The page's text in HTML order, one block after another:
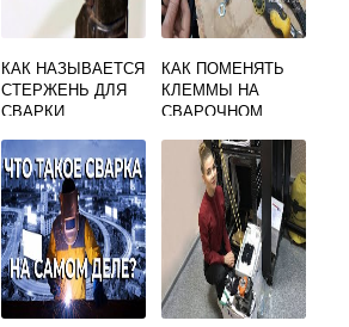
КАК НАЗЫВАЕТСЯ
СТЕРЖЕНЬ ДЛЯ
СВАРКИ
КАК ПОМЕНЯТЬ
КЛЕММЫ НА
СВАРОЧНОМ
РЕСАНТА